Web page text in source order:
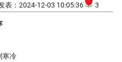
表：2024-12-03 10:05:36 3
寒冷